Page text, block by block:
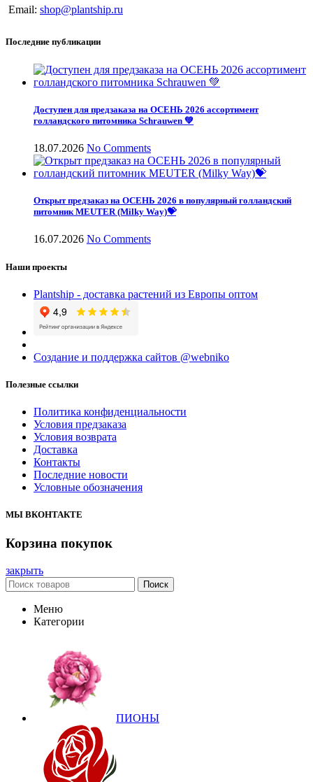
Email: shop@plantship.ru
Последние публикации
Доступен для предзаказа на ОСЕНЬ 2026 ассортимент
голландского питомника Schrauwen 💚
18.07.2026 No Comments
Открыт предзаказ на ОСЕНЬ 2026 в популярный голландский
питомник MEUTER (Milky Way)💝
16.07.2026 No Comments
Наши проекты
Plantship - доставка растений из Европы оптом
Создание и поддержка сайтов @webniko
Полезные ссылки
Политика конфиденциальности
Условия предзаказа
Условия возврата
Доставка
Контакты
Последние новости
Условные обозначения
МЫ ВКОНТАКТЕ
Корзина покупок
закрыть
Поиск
Меню
Категории
ПИОНЫ